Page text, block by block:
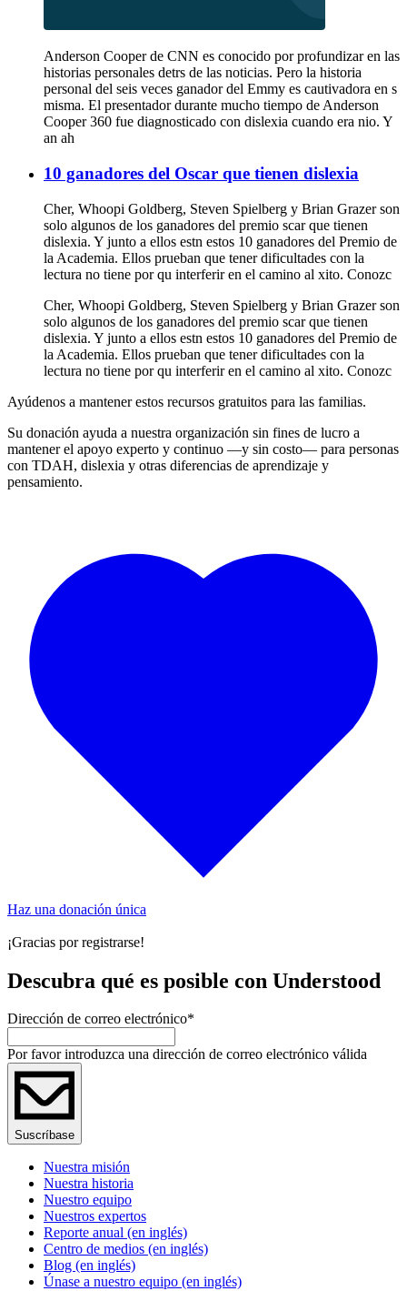
Anderson Cooper de CNN es conocido por profundizar en las
historias personales detrs de las noticias. Pero la historia
personal del seis veces ganador del Emmy es cautivadora en s
misma. El presentador durante mucho tiempo de Anderson
Cooper 360 fue diagnosticado con dislexia cuando era nio. Y
an ah
10 ganadores del Oscar que tienen dislexia
Cher, Whoopi Goldberg, Steven Spielberg y Brian Grazer son
solo algunos de los ganadores del premio scar que tienen
dislexia. Y junto a ellos estn estos 10 ganadores del Premio de
la Academia. Ellos prueban que tener dificultades con la
lectura no tiene por qu interferir en el camino al xito. Conozc
Cher, Whoopi Goldberg, Steven Spielberg y Brian Grazer son
solo algunos de los ganadores del premio scar que tienen
dislexia. Y junto a ellos estn estos 10 ganadores del Premio de
la Academia. Ellos prueban que tener dificultades con la
lectura no tiene por qu interferir en el camino al xito. Conozc
Ayúdenos a mantener estos recursos gratuitos para las familias.
Su donación ayuda a nuestra organización sin fines de lucro a
mantener el apoyo experto y continuo —y sin costo— para personas
con TDAH, dislexia y otras diferencias de aprendizaje y
pensamiento.
Haz una donación única
¡Gracias por registrarse!
Descubra qué es posible con Understood
Dirección de correo electrónico*
Por favor introduzca una dirección de correo electrónico válida
Suscríbase
Nuestra misión
Nuestra historia
Nuestro equipo
Nuestros expertos
Reporte anual (en inglés)
Centro de medios (en inglés)
Blog (en inglés)
Únase a nuestro equipo (en inglés)